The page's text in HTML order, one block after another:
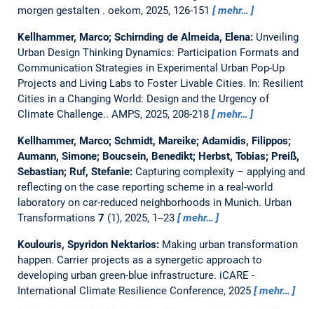
morgen gestalten . oekom, 2025, 126-151
mehr…
Kellhammer, Marco; Schirnding de Almeida, Elena: Unveiling
Urban Design Thinking Dynamics: Participation Formats and
Communication Strategies in Experimental Urban Pop-Up
Projects and Living Labs to Foster Livable Cities. In: Resilient
Cities in a Changing World: Design and the Urgency of
Climate Challenge.. AMPS, 2025, 208-218
mehr…
Kellhammer, Marco; Schmidt, Mareike; Adamidis, Filippos;
Aumann, Simone; Boucsein, Benedikt; Herbst, Tobias; Preiß,
Sebastian; Ruf, Stefanie: Capturing complexity – applying and
reflecting on the case reporting scheme in a real-world
laboratory on car-reduced neighborhoods in Munich. Urban
Transformations 7 (1), 2025, 1--23 mehr…
Koulouris, Spyridon Nektarios: Making urban transformation
happen. Carrier projects as a synergetic approach to
developing urban green-blue infrastructure. iCARE -
International Climate Resilience Conference, 2025
mehr…